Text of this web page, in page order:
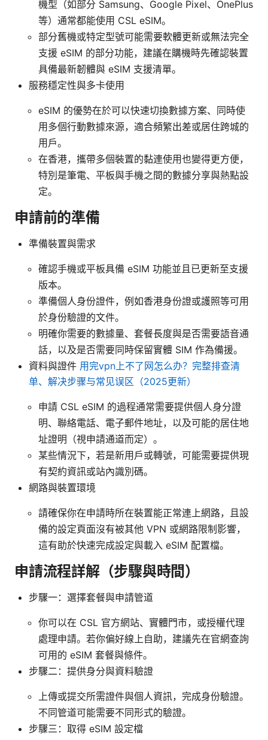
機型（如部分 Samsung、Google Pixel、OnePlus
等）通常都能使用 CSL eSIM。
部分舊機或特定型號可能需要軟體更新或無法完全
支援 eSIM 的部分功能，建議在購機時先確認裝置
具備最新韌體與 eSIM 支援清單。
服務穩定性與多卡使用
eSIM 的優勢在於可以快速切換數據方案、同時使
用多個行動數據來源，適合頻繁出差或居住跨城的
用戶。
在香港，攜帶多個裝置的黏連使用也變得更方便，
特別是筆電、平板與手機之間的數據分享與熱點設
定。
申請前的準備
準備裝置與需求
確認手機或平板具備 eSIM 功能並且已更新至支援
版本。
準備個人身份證件，例如香港身份證或護照等可用
於身份驗證的文件。
明確你需要的數據量、套餐長度與是否需要語音通
話，以及是否需要同時保留實體 SIM 作為備援。
資料與證件 用完vpn上不了网怎么办？完整排查清
单、解决步骤与常见误区（2025更新）
申請 CSL eSIM 的過程通常需要提供個人身分證
明、聯絡電話、電子郵件地址，以及可能的居住地
址證明（視申請通道而定）。
某些情況下，若是新用戶或轉號，可能需要提供現
有契約資訊或站內識別碼。
網路與裝置環境
請確保你在申請時所在裝置能正常連上網路，且設
備的設定頁面沒有被其他 VPN 或網路限制影響，
這有助於快速完成設定與載入 eSIM 配置檔。
申請流程詳解（步驟與時間）
步驟一：選擇套餐與申請管道
你可以在 CSL 官方網站、實體門市，或授權代理
處理申請。若你偏好線上自助，建議先在官網查詢
可用的 eSIM 套餐與條件。
步驟二：提供身分與資料驗證
上傳或提交所需證件與個人資訊，完成身份驗證。
不同管道可能需要不同形式的驗證。
步驟三：取得 eSIM 設定檔